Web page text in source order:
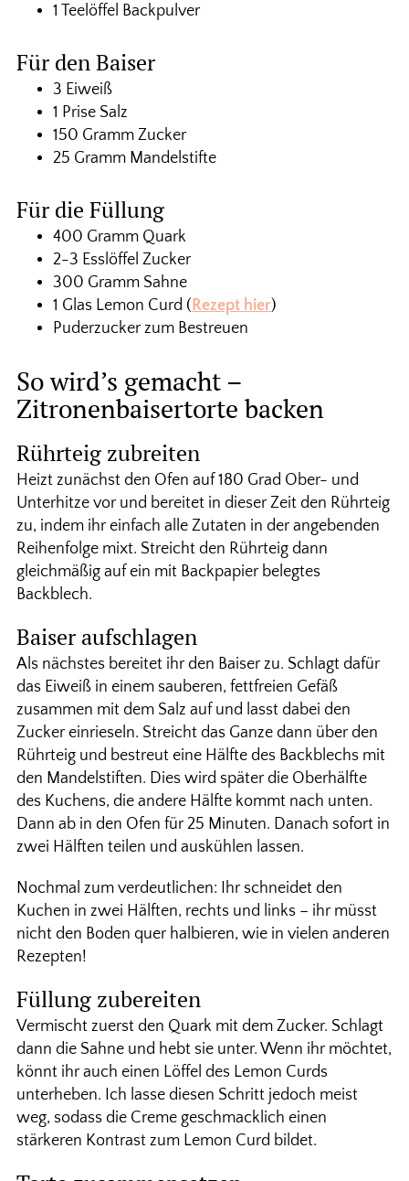
1 Teelöffel Backpulver
Für den Baiser
3 Eiweiß
1 Prise Salz
150 Gramm Zucker
25 Gramm Mandelstifte
Für die Füllung
400 Gramm Quark
2-3 Esslöffel Zucker
300 Gramm Sahne
1 Glas Lemon Curd ( Rezept hier)
Puderzucker zum Bestreuen
So wird’s gemacht –
Zitronenbaisertorte backen
Rührteig zubreiten
Heizt zunächst den Ofen auf 180 Grad Ober- und
Unterhitze vor und bereitet in dieser Zeit den Rührteig
zu, indem ihr einfach alle Zutaten in der angebenden
Reihenfolge mixt. Streicht den Rührteig dann
gleichmäßig auf ein mit Backpapier belegtes
Backblech.
Baiser aufschlagen
Als nächstes bereitet ihr den Baiser zu. Schlagt dafür
das Eiweiß in einem sauberen, fettfreien Gefäß
zusammen mit dem Salz auf und lasst dabei den
Zucker einrieseln. Streicht das Ganze dann über den
Rührteig und bestreut eine Hälfte des Backblechs mit
den Mandelstiften. Dies wird später die Oberhälfte
des Kuchens, die andere Hälfte kommt nach unten.
Dann ab in den Ofen für 25 Minuten. Danach sofort in
zwei Hälften teilen und auskühlen lassen.
Nochmal zum verdeutlichen: Ihr schneidet den
Kuchen in zwei Hälften, rechts und links – ihr müsst
nicht den Boden quer halbieren, wie in vielen anderen
Rezepten!
Füllung zubereiten
Vermischt zuerst den Quark mit dem Zucker. Schlagt
dann die Sahne und hebt sie unter. Wenn ihr möchtet,
könnt ihr auch einen Löffel des Lemon Curds
unterheben. Ich lasse diesen Schritt jedoch meist
weg, sodass die Creme geschmacklich einen
stärkeren Kontrast zum Lemon Curd bildet.